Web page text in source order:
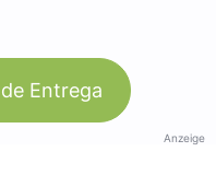
Entrega
Anzeige